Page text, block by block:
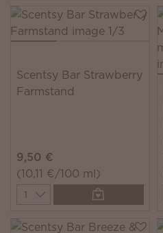
Scentsy Bar Strawberry
Farmstand
9,50 €
(10,11 €/100 ml)
Quantity